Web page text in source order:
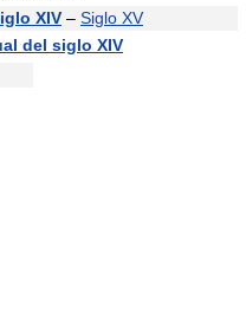
XIV – Siglo XV
del siglo XIV